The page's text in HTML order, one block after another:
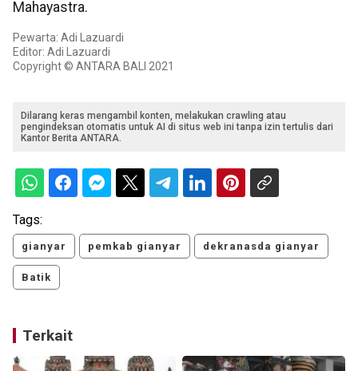
Mahayastra.
Pewarta: Adi Lazuardi
Editor: Adi Lazuardi
Copyright © ANTARA BALI 2021
Dilarang keras mengambil konten, melakukan crawling atau
pengindeksan otomatis untuk AI di situs web ini tanpa izin tertulis dari
Kantor Berita ANTARA.
Tags:
gianyar pemkab gianyar dekranasda gianyar
Batik
Terkait